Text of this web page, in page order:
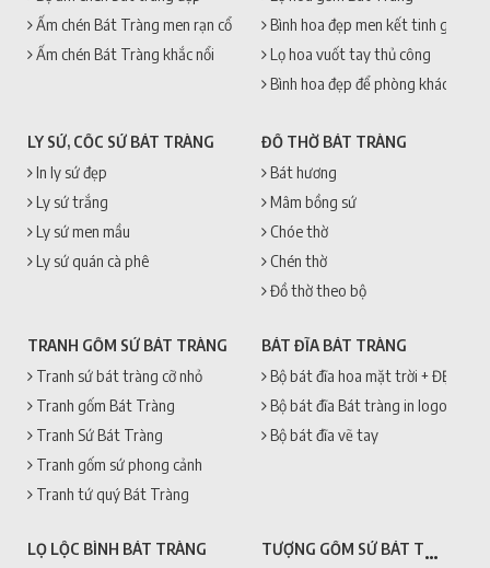
Ấm chén Bát Tràng men rạn cổ
Ấm chén Bát Tràng khắc nổi
Bình hoa đẹp men kết tinh gốm
Lọ hoa vuốt tay thủ công
Bình hoa đẹp để phòng khách
LY SỨ, CỐC SỨ BÁT TRÀNG
In ly sứ đẹp
Ly sứ trắng
Ly sứ men mầu
Ly sứ quán cà phê
ĐỒ THỜ BÁT TRÀNG
Bát hương
Mâm bồng sứ
Chóe thờ
Chén thờ
Đồ thờ theo bộ
TRANH GỐM SỨ BÁT TRÀNG
Tranh sứ bát tràng cỡ nhỏ
Tranh gốm Bát Tràng
Tranh Sứ Bát Tràng
Tranh gốm sứ phong cảnh
Tranh tứ quý Bát Tràng
BÁT ĐĨA BÁT TRÀNG
Bộ bát đĩa hoa mặt trời + ĐẸP +
Bộ bát đĩa Bát tràng in logo
Bộ bát đĩa vẽ tay
LỌ LỘC BÌNH BÁT TRÀNG
TƯỢNG GỐM SỨ BÁT TRÀNG